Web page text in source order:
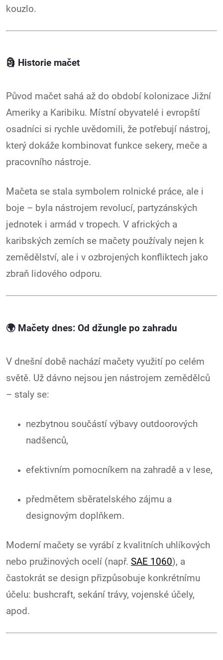
kouzlo.
🗿 Historie mačet
Původ mačet sahá až do období kolonizace Jižní
Ameriky a Karibiku. Místní obyvatelé i evropští
osadníci si rychle uvědomili, že potřebují nástroj,
který dokáže kombinovat funkce sekery, meče a
pracovního nástroje.
Mačeta se stala symbolem rolnické práce, ale i
boje – byla nástrojem revolucí, partyzánských
jednotek i armád v tropech. V afrických a
karibských zemích se mačety používaly nejen k
zemědělství, ale i v ozbrojených konfliktech jako
zbraň lidového odporu.
🌍 Mačety dnes: Od džungle po zahradu
V dnešní době nachází mačety využití po celém
světě. Už dávno nejsou jen nástrojem zemědělců
– staly se:
nezbytnou součástí výbavy outdoorových
nadšenců,
efektivním pomocníkem na zahradě a v lese,
předmětem sběratelského zájmu a
designovým doplňkem.
Moderní mačety se vyrábí z kvalitních uhlíkových
nebo pružinových ocelí (např. SAE 1060), a
častokrát se design přizpůsobuje konkrétnímu
účelu: bushcraft, sekání trávy, vojenské účely,
apod.